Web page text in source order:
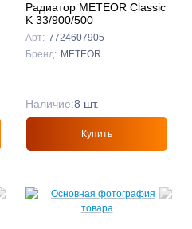
Радиатор METEOR Classic
K 33/900/500
Арт: 7724607905
Бренд: METEOR
Наличие:8 шт.
Купить